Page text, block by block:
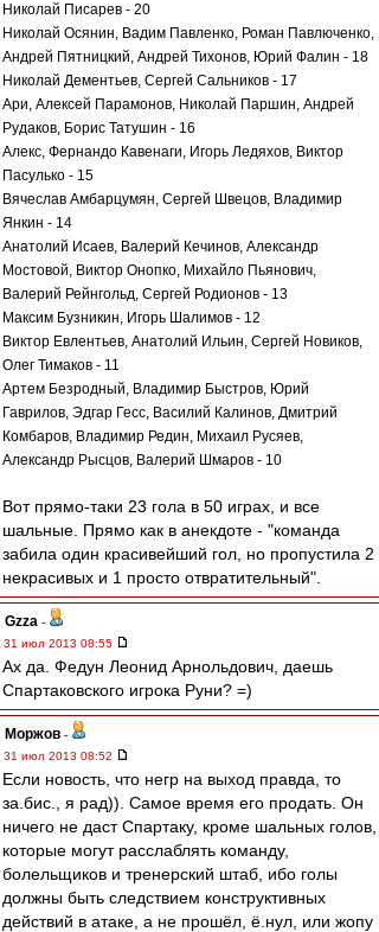
Николай Писарев - 20
Николай Осянин, Вадим Павленко, Роман Павлюченко,
Андрей Пятницкий, Андрей Тихонов, Юрий Фалин - 18
Николай Дементьев, Сергей Сальников - 17
Ари, Алексей Парамонов, Николай Паршин, Андрей
Рудаков, Борис Татушин - 16
Алекс, Фернандо Кавенаги, Игорь Ледяхов, Виктор
Пасулько - 15
Вячеслав Амбарцумян, Сергей Швецов, Владимир
Янкин - 14
Анатолий Исаев, Валерий Кечинов, Александр
Мостовой, Виктор Онопко, Михайло Пьянович,
Валерий Рейнгольд, Сергей Родионов - 13
Максим Бузникин, Игорь Шалимов - 12
Виктор Евлентьев, Анатолий Ильин, Сергей Новиков,
Олег Тимаков - 11
Артем Безродный, Владимир Быстров, Юрий
Гаврилов, Эдгар Гесс, Василий Калинов, Дмитрий
Комбаров, Владимир Редин, Михаил Русяев,
Александр Рысцов, Валерий Шмаров - 10
Вот прямо-таки 23 гола в 50 играх, и все
шальные. Прямо как в анекдоте - "команда
забила один красивейший гол, но пропустила 2
некрасивых и 1 просто отвратительный".
Gzza -
31 июл 2013 08:55
Ах да. Федун Леонид Арнольдович, даешь
Спартаковского игрока Руни? =)
Моржов -
31 июл 2013 08:52
Если новость, что негр на выход правда, то
за.бис., я рад)). Самое время его продать. Он
ничего не даст Спартаку, кроме шальных голов,
которые могут расслаблять команду,
болельщиков и тренерский штаб, ибо голы
должны быть следствием конструктивных
действий в атаке, а не прошёл, ё.нул, или жопу